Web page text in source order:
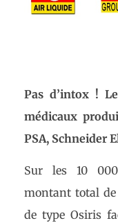
Pas d’intox ! L
médicaux
PSA, Schneider
Sur les 10
montant total de
de type Osiris